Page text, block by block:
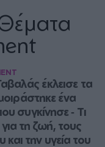
έκλεισε τα
ένα
συγκίνησε ‑ Τι
τη ζωή, τους
και την υγεία του